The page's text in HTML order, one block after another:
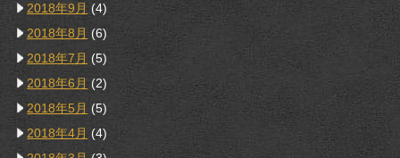
2018年9月 (4)
2018年8月 (6)
2018年7月 (5)
2018年6月 (2)
2018年5月 (5)
2018年4月 (4)